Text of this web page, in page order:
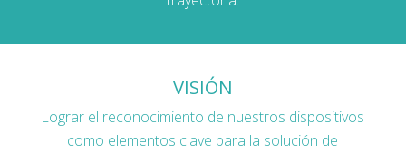
VISIÓN
Lograr el reconocimiento de nuestros dispositivos
como elementos clave para la solución de